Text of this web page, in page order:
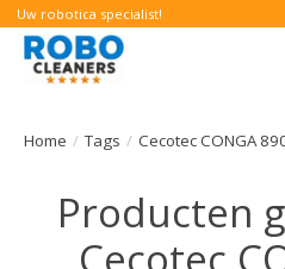
Uw robotica specialist!
Home / Tags / Cecotec CONGA
Producten